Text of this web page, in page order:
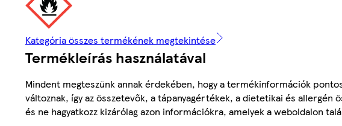
Kategória összes termékének megtekintése
Termékleírás használatával
Mindent megteszünk annak érdekében, hogy a termékinformációk
változnak, így az összetevők, a tápanyagértékek, a dietetikai és
és ne hagyatkozz kizárólag azon információkra, amelyek a weboldalon